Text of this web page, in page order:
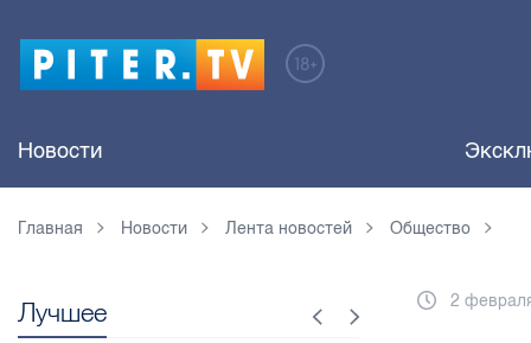
Новости
Главная Новости Лента новостей Общество
2
Лучшее